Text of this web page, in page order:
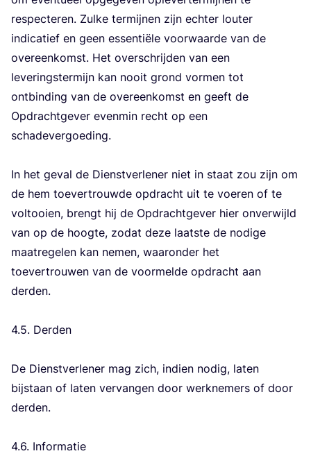
res­pec­te­ren. Zul­ke ter­mij­nen zijn ech­ter lou­ter
indi­ca­tief en geen essen­ti­ë­le voor­waar­de van de
over­een­komst. Het over­schrij­den van een
leve­rings­ter­mijn kan nooit grond vor­men tot
ont­bin­ding van de over­een­komst en geeft de
Opdracht­ge­ver even­min recht op een
scha­de­ver­goe­ding.
In het geval de Dienst­ver­le­ner niet in staat zou zijn om
de hem toe­ver­trouw­de opdracht uit te voe­ren of te
vol­tooi­en, brengt hij de Opdracht­ge­ver hier onver­wijld
van op de hoog­te, zodat deze laat­ste de nodi­ge
maat­re­ge­len kan nemen, waar­on­der het
toe­ver­trou­wen van de voor­mel­de opdracht aan
der­den.
4.5. Der­den
De Dienst­ver­le­ner mag zich, indien nodig, laten
bij­staan of laten ver­van­gen door werk­ne­mers of door
der­den.
4.6. Infor­ma­tie